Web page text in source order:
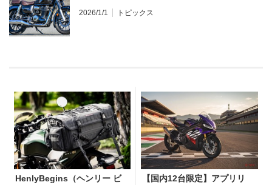
2026/1/1 トピックス
HenlyBegins（ヘンリー ビ
【国内12台限定】アプリリ